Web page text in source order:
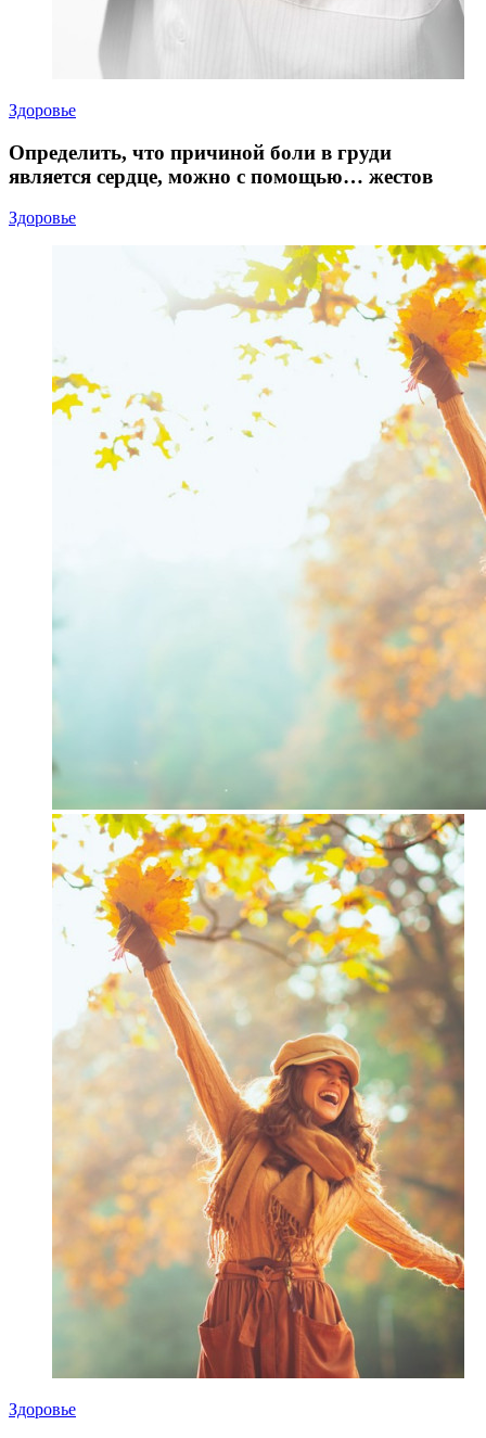
Здоровье
Определить, что причиной боли в груди
является сердце, можно с помощью… жестов
Здоровье
Здоровье